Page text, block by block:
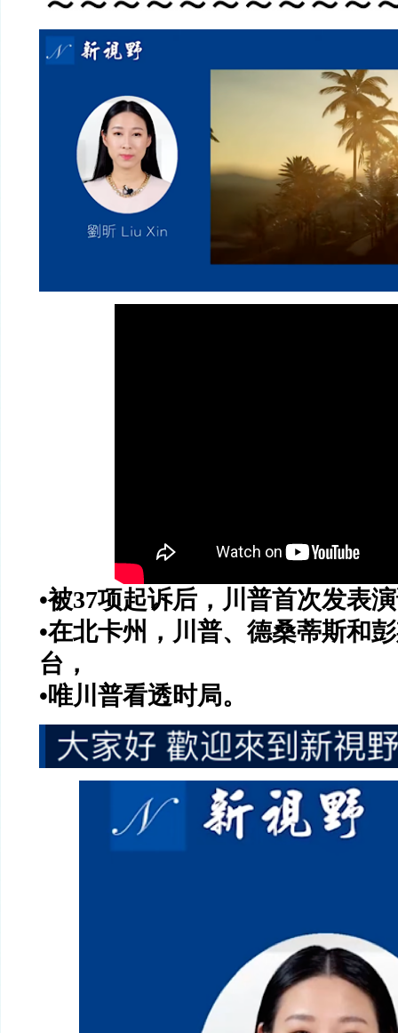
•被37项起诉后，川普首次发表
•在北卡州，川普、德桑蒂斯和
台，
•唯川普看透时局。